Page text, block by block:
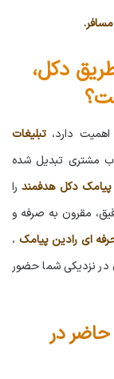
دکل،
دارد، تبلیغات
مشتری تبدیل شده
پیامک دکل هدفمندرا
مقرون به صرفه و
ای رادین پیامک ،
در نزدیکی شما حضور
در